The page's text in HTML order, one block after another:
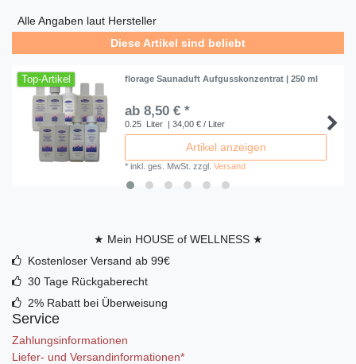
Alle Angaben laut Hersteller
Diese Artikel sind beliebt
Top-Artikel florage Saunaduft Aufgusskonzentrat | 250 ml
ab 8,50 € *
0.25 Liter | 34,00 € / Liter
Artikel anzeigen
*inkl. ges. MwSt. zzgl.Versand
★ Mein HOUSE of WELLNESS ★
Kostenloser Versand ab 99€
30 Tage Rückgaberecht
2% Rabatt bei Überweisung
Service
Zahlungsinformationen
Liefer- und Versandinformationen*